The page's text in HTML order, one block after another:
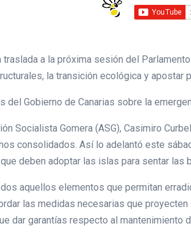
a la próxima sesión del
la transición ecológica y apostar
Gobierno de Canarias sobre la
Socialista Gomera (ASG), Casimiro
consolidados. Así lo adelantó este
deben adoptar las islas para sentar las
aquellos elementos que permitan
las medidas necesarias que
dar garantías respecto al